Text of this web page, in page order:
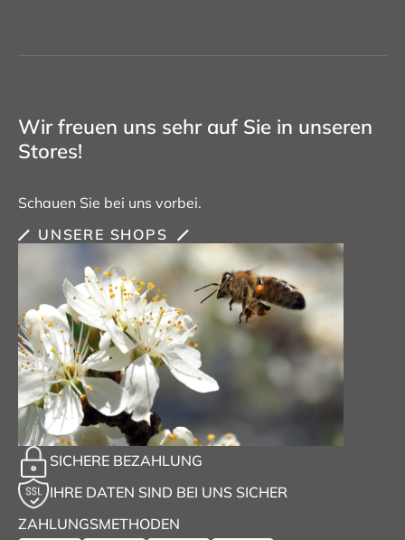
Wir freuen uns sehr auf Sie in unseren
Stores!
Schauen Sie bei uns vorbei.
UNSERE SHOPS
SICHERE BEZAHLUNG
IHRE DATEN SIND BEI UNS SICHER
ZAHLUNGSMETHODEN